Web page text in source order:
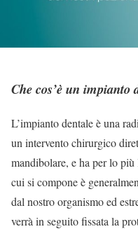
Che cos’è un impianto
L’impianto dentale è una
un intervento chirurgico
mandibolare, e ha per lo
cui si compone è
dal nostro organismo ed
verrà in seguito fissata la